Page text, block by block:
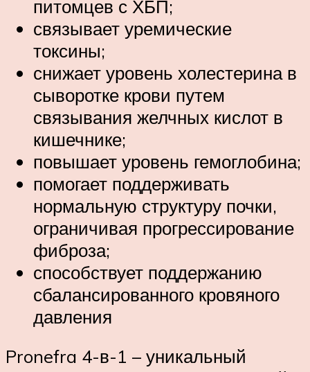
питомцев с ХБП;
связывает уремические
токсины;
снижает уровень холестерина в
сыворотке крови путем
связывания желчных кислот в
кишечнике;
повышает уровень гемоглобина;
помогает поддерживать
нормальную структуру почки,
ограничивая прогрессирование
фиброза;
способствует поддержанию
сбалансированного кровяного
давления
Pronefra 4-в-1 – уникальный